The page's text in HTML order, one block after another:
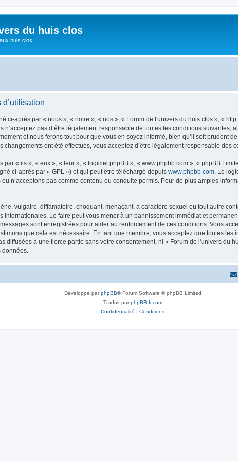
du huis clos
huis clos
ci-après par « nous », « notre », « nos », « Forum de l'univers du huis clos », «
pas d’être légalement responsable de toutes les conditions suivantes,
et nous ferons tout pour que vous en soyez informé, bien qu’il soit prudent
ont été effectués, vous acceptez d’être légalement responsable des
« ils », « eux », « leur », « logiciel phpBB », « www.phpbb.com », « phpBB
ci-après par « GPL ») et qui peut être téléchargé depuis www.phpbb.com . Le
n’acceptons pas comme contenu ou conduite permis. Pour de plus amples
vulgaire, diffamatoire, choquant, menaçant, à caractère sexuel ou tout autre
Le faire peut vous mener à un bannissement immédiat et
sont enregistrées pour aider au renforcement de ces conditions. Vous
que cela est nécessaire. En tant que membre, vous acceptez que toutes
diffusées à une tierce partie sans votre consentement, ni « Forum de l'univers du
Développé parphpBB® Forum Software © phpBB Limited
Traduit parphpBB-fr.com
Confidentialité | Conditions